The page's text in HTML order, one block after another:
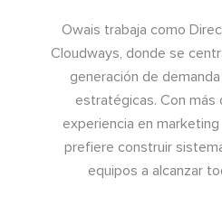
Owais trabaja como
Cloudways, donde se
generación de
estratégicas. Con más
experiencia en
prefiere construir
equipos a alcanzar